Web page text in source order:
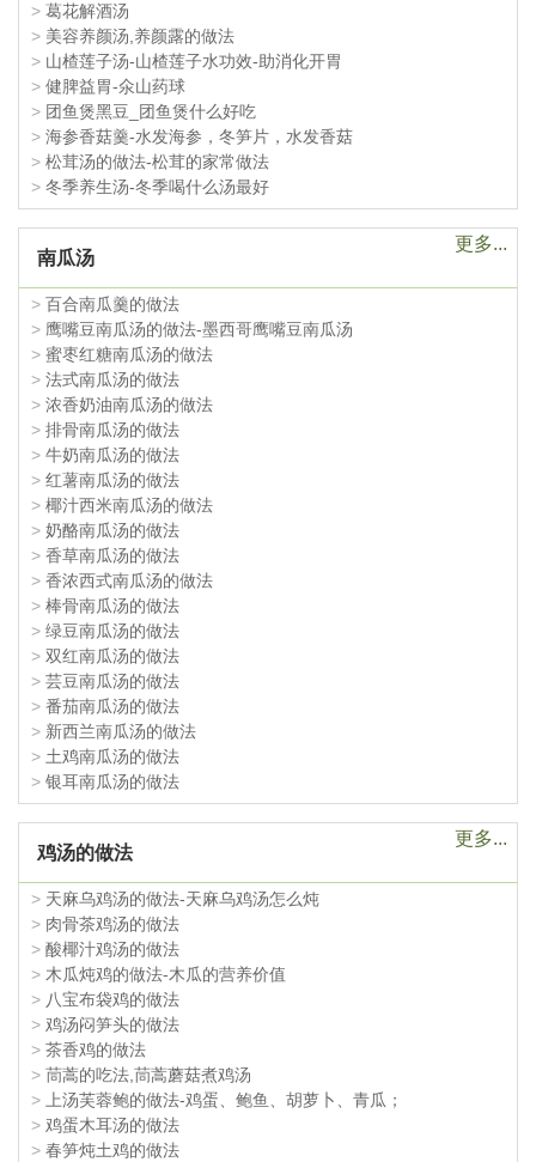
> 葛花解酒汤
> 美容养颜汤,养颜露的做法
> 山楂莲子汤-山楂莲子水功效-助消化开胃
> 健脾益胃-氽山药球
> 团鱼煲黑豆_团鱼煲什么好吃
> 海参香菇羹-水发海参，冬笋片，水发香菇
> 松茸汤的做法-松茸的家常做法
> 冬季养生汤-冬季喝什么汤最好
南瓜汤
更多...
> 百合南瓜羹的做法
> 鹰嘴豆南瓜汤的做法-墨西哥鹰嘴豆南瓜汤
> 蜜枣红糖南瓜汤的做法
> 法式南瓜汤的做法
> 浓香奶油南瓜汤的做法
> 排骨南瓜汤的做法
> 牛奶南瓜汤的做法
> 红薯南瓜汤的做法
> 椰汁西米南瓜汤的做法
> 奶酪南瓜汤的做法
> 香草南瓜汤的做法
> 香浓西式南瓜汤的做法
> 棒骨南瓜汤的做法
> 绿豆南瓜汤的做法
> 双红南瓜汤的做法
> 芸豆南瓜汤的做法
> 番茄南瓜汤的做法
> 新西兰南瓜汤的做法
> 土鸡南瓜汤的做法
> 银耳南瓜汤的做法
鸡汤的做法
更多...
> 天麻乌鸡汤的做法-天麻乌鸡汤怎么炖
> 肉骨茶鸡汤的做法
> 酸椰汁鸡汤的做法
> 木瓜炖鸡的做法-木瓜的营养价值
> 八宝布袋鸡的做法
> 鸡汤闷笋头的做法
> 茶香鸡的做法
> 茼蒿的吃法,茼蒿蘑菇煮鸡汤
>
上汤芙蓉鲍的做法-鸡蛋、鲍鱼、胡萝卜、青瓜；
> 鸡蛋木耳汤的做法
> 春笋炖土鸡的做法